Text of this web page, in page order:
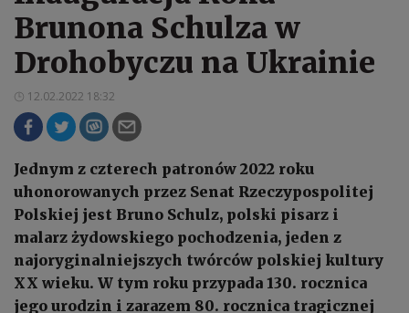
Brunona Schulza w
Drohobyczu na Ukrainie
12.02.2022 18:32
Jednym z czterech patronów 2022 roku
uhonorowanych przez Senat Rzeczypospolitej
Polskiej jest Bruno Schulz, polski pisarz i
malarz żydowskiego pochodzenia, jeden z
najoryginalniejszych twórców polskiej kultury
XX wieku. W tym roku przypada 130. rocznica
jego urodzin i zarazem 80. rocznica tragicznej